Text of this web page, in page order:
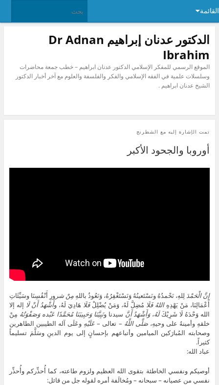
القائمة
الدكتور عدنان إبراهيم Dr Adnan
Ibrahim
الموقع الرسمي للمفكر الإسلامي الدكتور عدنان ابراهيم – خطب جمعة محاضرات
وسلسلات علمية في الفقه الإسلامي والفكر والفلسفة والعلوم مع آخر أخبار الدكتور
الشيخ عدنان ابراهيم .
تمت الإشارة إليه مع الشطرنج
أوروبا والجحود الأكبر
إِنَّ الْحَمْدَ لِلهِ، نَحْمدُهُ ونَسْتَعينُهُ وَنَسْتَغْفِرُهُ، وَنَعُوذُ باللهِ مِنْ شر ورِ أَنْفُسِنَا وسَيِّئَاتِ
أَعْمَالِنَا، مَنْ يَهْدِهِاللهُ فَلَا مُضِلَّ لَهُ، وَمَنْ يُضْلِلْفَلَا هَادِيَ لَهُ، وأَشْهَدُ أَنْ لَا إله إلا
الله وَحْدَهُ لَا شَرِيْكَلَهُ،وَأَشْهَدُ أَنَّ سيدنا ونَبِيَّنَا وَحَبِيبَنَا مُحَمَّدًا عَبْده وَصَفْوَتُهُ مِنْ
خلقهِ وأمينهُ على وحيهِ،صَلَّى اللَّهُ – تعالى – عَلَيْهِ وعَلَى آله الطيبين الطاهرين
وصحابته المُبارَكين الميامين وأتباعهم بإحسانٍ إلى يوم الدينِ وسَلَّمَ تسليماً
كثيراً.
عباد الله:
أوصيكم ونفسي الخاطئة بتقوى الله العظيم ولزوم طاعته، كما أُحذِّركم وأُحذِّر
نفسي من عصيانه – سبحانه – ومُخالَفة أمره لقوله جل من قائل: